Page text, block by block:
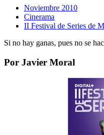
Noviembre 2010
Cinerama
II Festival de Series de
Si no hay ganas, pues no se
Por Javier Moral